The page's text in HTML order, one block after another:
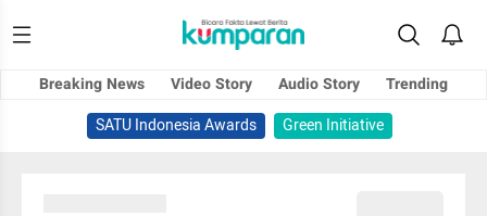
Breaking News Video Story Audio Story
Trending
SATU Indonesia Awards
Green Initiative